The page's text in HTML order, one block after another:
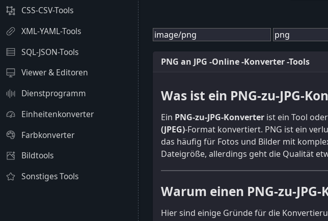
CSS-CSV-Tools
XML-YAML-Tools
SQL-JSON-Tools
Viewer & Editoren
Dienstprogramm
Einheitenkonverter
Farbkonverter
Bildtools
Sonstiges Tools
PNG an JPG -Online -Konverter -Tools
Was ist ein PNG-zu-JPG-
Ein PNG-zu-JPG-Konverter ist ein Tool
(JPEG)-Format konvertiert. PNG ist ein
das häufig für Fotos und Bilder mit
Dateigröße, allerdings geht die Qualität
Warum einen PNG-zu-
Hier sind einige Gründe für die